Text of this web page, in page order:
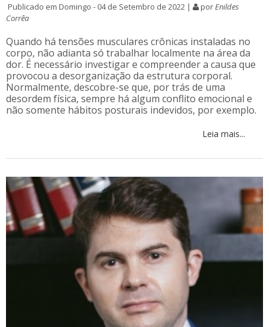
Publicado em Domingo - 04 de Setembro de 2022 | porEnildes
Corrêa
Quando há tensões musculares crônicas instaladas no
corpo, não adianta só trabalhar localmente na área da
dor. É necessário investigar e compreender a causa que
provocou a desorganização da estrutura corporal.
Normalmente, descobre-se que, por trás de uma
desordem física, sempre há algum conflito emocional e
não somente hábitos posturais indevidos, por exemplo.
Leia mais...